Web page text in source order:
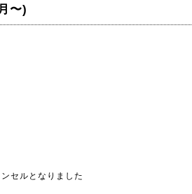
〜)
セルとなりました